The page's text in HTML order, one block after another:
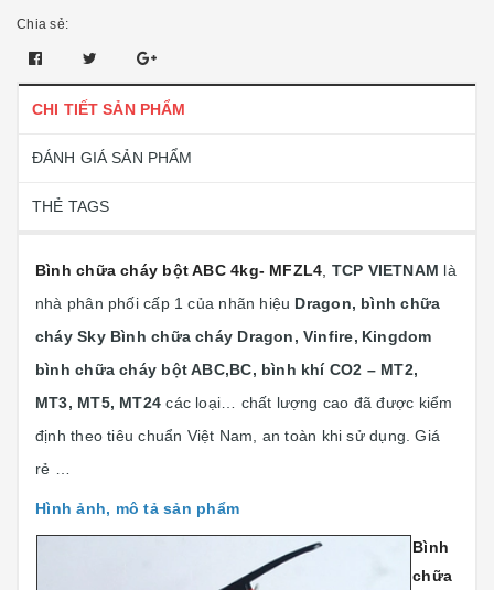
Chia sẻ:
CHI TIẾT SẢN PHẨM
ĐÁNH GIÁ SẢN PHẨM
THẺ TAGS
Bình chữa cháy bột ABC 4kg- MFZL4 TCP VIETNAM là
nhà phân phối cấp 1 của nhãn hiệu Dragon, bình chữa
cháy Sky Bình chữa cháy Dragon, Vinfire, Kingdom
bình chữa cháy bột ABC,BC, bình khí CO2 – MT2,
MT3, MT5, MT24các loại… chất lượng cao đã được kiểm
định theo tiêu chuẩn Việt Nam, an toàn khi sử dụng. Giá
rẻ …
Hình ảnh, mô tả sản phẩm
Bình
chữa